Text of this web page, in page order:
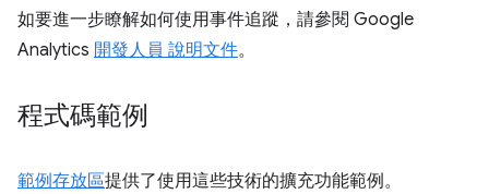
如要進一步瞭解如何使用事件追蹤，請參閱 Google
Analytics 開發人員 說明文件。
程式碼範例
範例存放區提供了使用這些技術的擴充功能範例。